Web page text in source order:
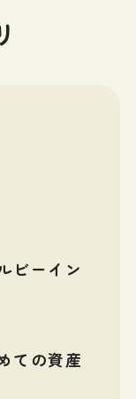
ビーイン
ての資産